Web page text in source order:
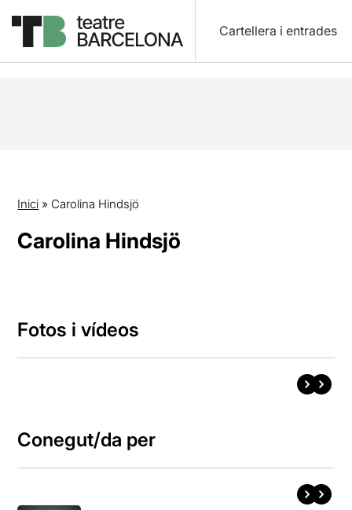
Cartellera i entrades
Inici » Carolina Hindsjö
Carolina Hindsjö
Fotos i vídeos
Conegut/da per